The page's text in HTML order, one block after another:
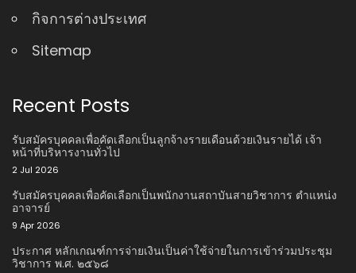
กิจการต่างประเทศ
Sitemap
Recent Posts
รับสมัครบุคคลเพื่อคัดเลือกเป็นลูกจ้างรายเดือนด้วยเงินรายได้ เจ้า
หน้าที่บริหารงานทั่วไป
2 Jul 2026
รับสมัครบุคคลเพื่อคัดเลือกเป็นพนักงานสถาบันสายวิชาการ ตําแหน่ง
อาจารย์
9 Apr 2026
ประกาศ หลักเกณฑ์การจ่ายเงินเป็นค่าใช้จ่ายในการเข้าร่วมประชุม
วิชาการ พ.ศ. ๒๕๖๘